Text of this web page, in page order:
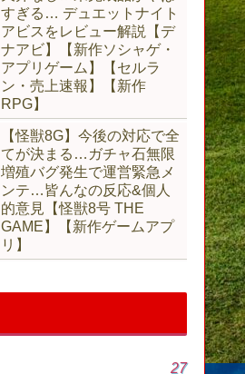
すぎる… デュエットナイト
アビスをレビュー解説【デ
ナアビ】【新作ソシャゲ・
アプリゲーム】【セルラ
ン・売上速報】【新作
RPG】
【怪獣8G】今後の対応で全
てが決まる…ガチャ石無限
増殖バグ発生で運営緊急メ
ンテ…皆んなの反応&個人
的意見【怪獣8号 THE
GAME】【新作ゲームアプ
リ】
27